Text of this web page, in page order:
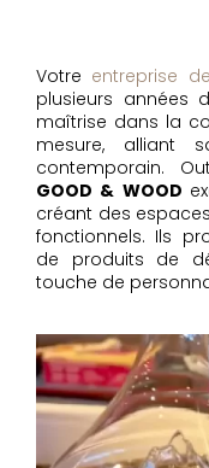
Votre entreprise
plusieurs années
maîtrise dans la
mesure, alliant
contemporain.
GOOD & WOOD
créant des
fonctionnels. Ils
de produits de
touche de